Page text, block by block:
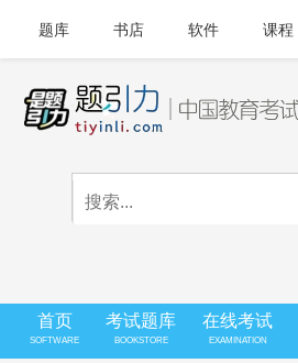
题库 书店 软件
课程
APP下载
首页
SOFTWARE
考试题库
BOOKSTORE
在线考试
EXAMINATION